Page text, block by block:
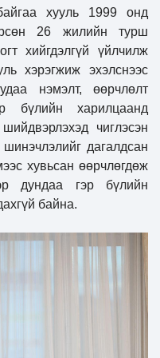
хууль 1999 онд
26 жилийн турш
хийгдэлгүй үйлчилж
хэрэгжиж эхэлснээс
нэмэлт, өөрчлөлт
бүлийн харилцаанд
чиглэсэн
дагалдсан
хувьсан өөрчлөгдөж
дундаа гэр бүлийн
байна.